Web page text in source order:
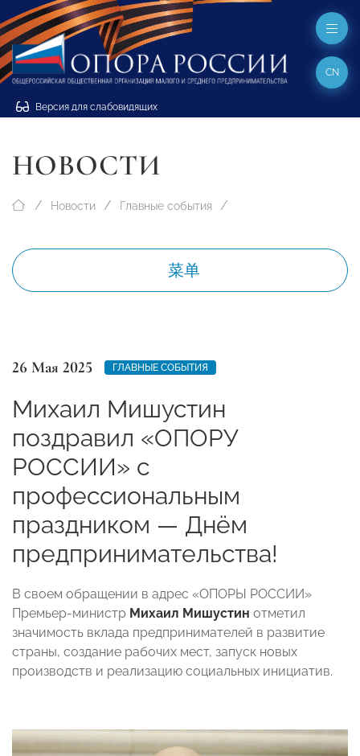
Версия для слабовидящих
CN
НОВОСТИ
Новости Главные события
菜单
26 Мая 2025 ГЛАВНЫЕ СОБЫТИЯ
Михаил Мишустин
поздравил «ОПОРУ
РОССИИ» с
профессиональным
праздником — Днём
предпринимательства!
В своем обращении в адрес «ОПОРЫ РОССИИ»
Премьер-министр Михаил Мишустин отметил
значимость вклада предпринимателей в развитие
страны, создание рабочих мест, запуск новых
производств и реализацию социальных инициатив.